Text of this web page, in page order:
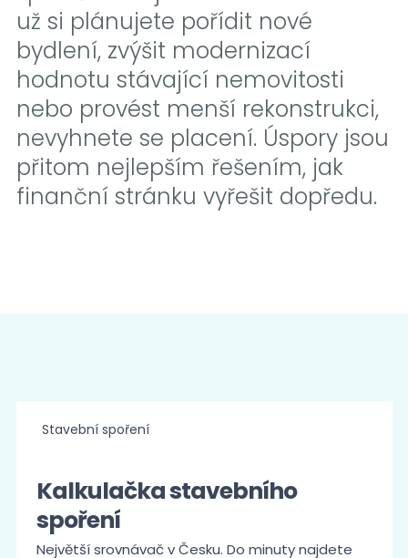
už si plánujete pořídit nové
bydlení, zvýšit modernizací
hodnotu stávající nemovitosti
nebo provést menší rekonstrukci,
nevyhnete se placení. Úspory jsou
přitom nejlepším řešením, jak
finanční stránku vyřešit dopředu.